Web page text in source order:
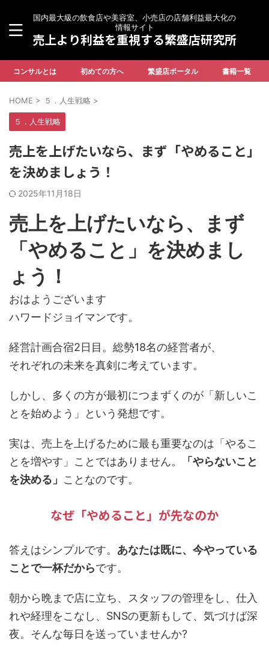
国内最大級の飲食店や美容室、小売店の店舗利益最大化の
情報サイト
売上より利益を重視する繁盛店研究所
コンサルとは 初めての方へ 繁盛店ポータル 書籍一覧
HOME > ５．人生戦略 >
５．人生戦略
売上を上げたいなら、まず「やめること」
を決めましょう！
2025年11月18日
売上を上げたいなら、まず
「やめること」を決めまし
ょう！
おはようございます
ハワードジョイマンです。
経営計画合宿2日目。総勢18名の経営者が、
それぞれの未来を真剣に考えています。
しかし、多くの方が最初につまずくのが「新しいこ
とを始めよう」という発想です。
実は、売上を上げるために最も重要なのは「やるこ
とを増やす」ことではありません。
「やらないこと
を決める」 ことなのです。
なぜ「やめること」が先なのか
答えはシンプルです。 あなたは既に、今やっている
ことで一杯だからです。
朝から晩まで店に立ち、スタッフの管理をし、仕入
れや経理をこなし、SNSの更新もして、気づけば深
夜。そんな毎日を送っていませんか?